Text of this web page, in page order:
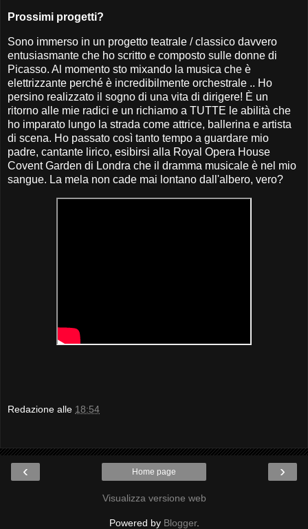
Prossimi progetti?
Sono immerso in un progetto teatrale / classico davvero
entusiasmante che ho scritto e composto sulle donne di
Picasso. Al momento sto mixando la musica che è
elettrizzante perché è incredibilmente orchestrale .. Ho
persino realizzato il sogno di una vita di dirigere! È un
ritorno alle mie radici e un richiamo a TUTTE le abilità che
ho imparato lungo la strada come attrice, ballerina e artista
di scena. Ho passato così tanto tempo a guardare mio
padre, cantante lirico, esibirsi alla Royal Opera House
Covent Garden di Londra che il dramma musicale è nel mio
sangue. La mela non cade mai lontano dall'albero, vero?
Redazione alle 18:54
‹ ›
Home page
Visualizza versione web
Powered by Blogger.